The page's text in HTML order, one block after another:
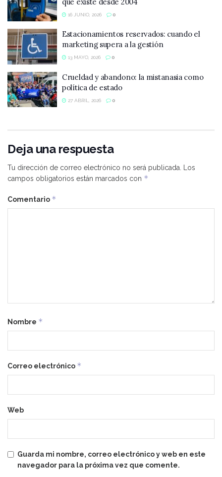
16 JUNIO, 2026 0
Estacionamientos reservados: cuando el
marketing supera a la gestión
13 MAYO, 2026 0
Crueldad y abandono: la mistanasia como
política de estado
27 ABRIL, 2026 0
Deja una respuesta
Tu dirección de correo electrónico no será publicada. Los
campos obligatorios están marcados con *
Comentario *
Nombre *
Correo electrónico *
Web
Guarda mi nombre, correo electrónico y web en este
navegador para la próxima vez que comente.